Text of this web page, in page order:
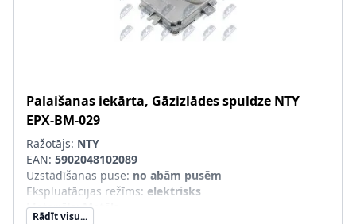
Palaišanas iekārta, Gāzizlādes spuldze NTY
EPX-BM-029
Ražotājs: NTY
EAN: 5902048102089
Uzstādīšanas puse: no abām pusēm
Ekspluatācijas režīms: elektrisks
Materiāls:Metāls
Rādīt visu...